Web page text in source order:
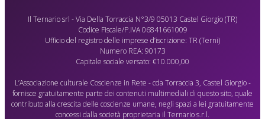
Il Ternario srl - Via Della Torraccia N°3/9 05013 Castel Giorgio (TR)
Codice Fiscale/P.IVA 06841661009
Ufficio del registro delle imprese d’iscrizione: TR (Terni)
Numero REA: 90173
Capitale sociale versato: €10.000,00
L’Associazione culturale Coscienze in Rete - cda Torraccia 3, Castel Giorgio -
fornisce gratuitamente parte dei contenuti multimediali di questo sito, quale
contributo alla crescita delle coscienze umane, negli spazi a lei gratuitamente
concessi dalla società proprietaria il Ternario s.r.l.